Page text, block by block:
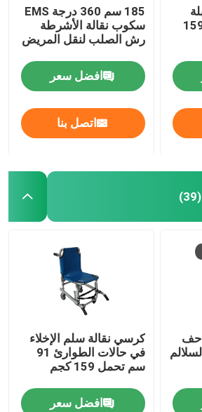
سكوب نقالة 159
185 سم 360 درجة EMS
سكوب نقالة الأشرطة
رش الصلب لنقل المريض
افضل سعر
اتصل بنا
(39)
كرسي نقالة سلم الإخلاء
في حالات الطوارئ 91
سم تحمل 159 كجم
افضل سعر